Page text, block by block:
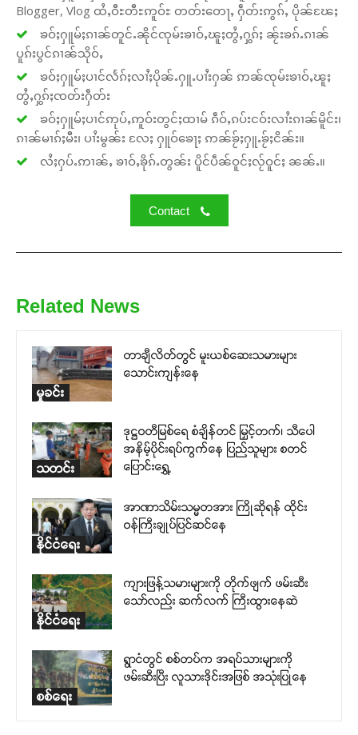
Support SHAN
Your support keeps our voice
create a future where every story is
heard, every voice counts, and
Blogger, Vlog ထႆႇဝီႊတီႊဢူဝ်ႊ တတ်းတေႃႇ ႁဵတ်းဢွၵ်ႇ ပိုၼ်ၽႄႈ
ၶဝ်ႈႁူမ်ႈၵၢၼ်တူင်ႉၼိုင်ၸုမ်းၶၢဝ်ႇၽူႈတွႆႇႁွၵ်ႈ ၼႂ်းၶၵ်ႉၵၢၼ်
ပူၵ်းပွင်ၵၢၼ်သိုဝ်ႇ
ၶဝ်ႈႁူမ်ႈပၢင်လႅၵ်ႈလၢႆႈပိုၼ်ႉႁူႉပၢႆးႁၼ် ဢၼ်ၸုမ်းၶၢဝ်ႇၽူႈ
တွႆႇႁွၵ်ႈၸတ်းႁဵတ်း
ၶဝ်ႈႁူမ်ႈပၢင်ဢုပ်ႇဢူဝ်းတွင်ႈထၢမ် ၵဵဝ်ႇၵပ်းငဝ်းလၢႆးၵၢၼ်မိူင်း၊
ၵၢၼ်မၢၵ်ႈမီး၊ ပၢႆးမွၼ်း လႄႈ ႁူဝ်ၶေႃႈ ဢၼ်ၶႂ်ႈႁူႉၶႂ်ႈငိၼ်း။
လႆႈႁပ်ႉဢၢၼ်ႇ ၶၢဝ်ႇၶိုၵ်ႉတွၼ်း ပိူင်ပဵၼ်ဝူင်ႈလႂ်ဝူင်ႈ ၼၼ်ႉ။
Contact
Related News
မှုခင်း
တာချီလိတ်တွင် မူးယစ်ဆေးသမားများ
သောင်းကျန်းနေ
သတင်း
ဒုဋ္ဌဝတီမြစ်ရေ စံချိန်တင် မြှင့်တက်၊ သီပေါ
အနိမ့်ပိုင်းရပ်ကွက်နေ ပြည်သူများ စတင်
ပြောင်းရွှေ့
နိုင်ငံရေး
အာဏာသိမ်းသမ္မတအား ကြိုဆိုရန် ထိုင်း
ဝန်ကြီးချုပ်ပြင်ဆင်နေ
နိုင်ငံရေး
ကျားဖြန့်သမားများကို တိုက်ဖျက် ဖမ်းဆီး
သော်လည်း ဆက်လက် ကြီးထွားနေဆဲ
စစ်ရေး
ရွာငံတွင် စစ်တပ်က အရပ်သားများကို
ဖမ်းဆီးပြီး လူသားဒိုင်းအဖြစ် အသုံးပြုနေ